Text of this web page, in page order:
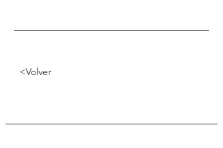
<Volver